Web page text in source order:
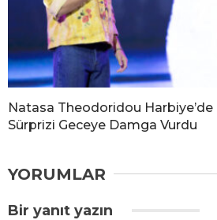
Natasa Theodoridou Harbiye’de
Sürprizi Geceye Damga Vurdu
YORUMLAR
Bir yanıt yazın